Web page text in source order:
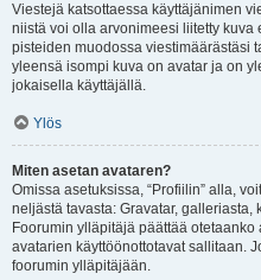
Viestejä katsottaessa käyttäjänimen
niistä voi olla arvonimeesi liitetty kuva
pisteiden muodossa viestimäärästäsi
yleensä isompi kuva on avatar ja on
jokaisella käyttäjällä.
Ylös
Miten asetan avataren?
Omissa asetuksissa, “Profiilin” alla,
neljästä tavasta: Gravatar,
Foorumin ylläpitäjä päättää
avatarien käyttöönottotavat sallitaan.
foorumin ylläpitäjään.